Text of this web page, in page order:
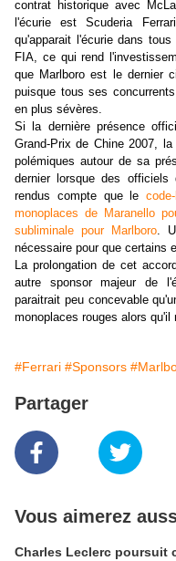
contrat historique avec
l'écurie est Scuderia
qu'apparait l'écurie dans
FIA, ce qui rend
que Marlboro est le dernier
puisque tous ses
en plus sévères.
Si la dernière présence
Grand-Prix de Chine 2007,
polémiques autour de sa
dernier lorsque des
rendus compte que le
monoplaces de Maranello
subliminale pour Marlboro.
nécessaire pour que certains
La prolongation de cet
autre sponsor majeur de
paraitrait peu concevable
monoplaces rouges alors qu'il
#Ferrari #Sponsors
Partager
Vous aimerez
Charles Leclerc poursuit